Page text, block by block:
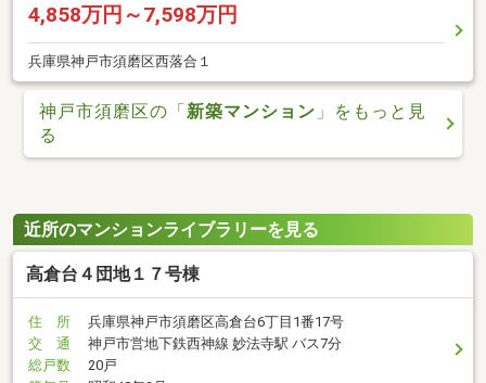
4,858万円～7,598万円
兵庫県神戸市須磨区西落合１
神戸市須磨区の「 新築マンション 」をもっと見
る
近所のマンションライブラリーを見る
高倉台４団地１７号棟
住 所
兵庫県神戸市須磨区高倉台6丁目1番17号
交 通
神戸市営地下鉄西神線 妙法寺駅 バス7分
総戸数
20戸